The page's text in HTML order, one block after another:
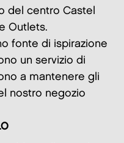
del centro Castel
Outlets.
fonte di ispirazione
un servizio di
a mantenere gli
nostro negozio